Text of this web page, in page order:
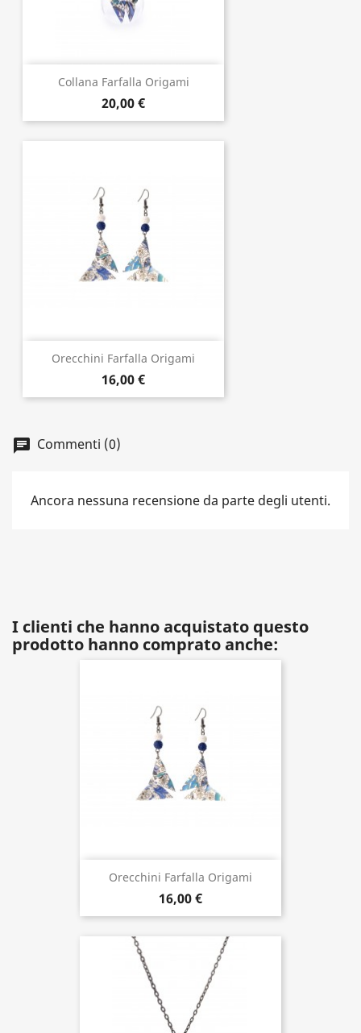
Collana Farfalla Origami
20,00 €
Orecchini Farfalla Origami
16,00 €
Commenti (0)
Ancora nessuna recensione da parte degli utenti.
I clienti che hanno acquistato questo
prodotto hanno comprato anche:
Orecchini Farfalla Origami
16,00 €